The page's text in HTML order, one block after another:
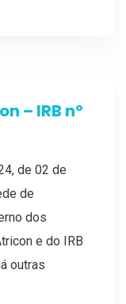
– IRB nº
de 02 de
de
dos
e do IRB
outras